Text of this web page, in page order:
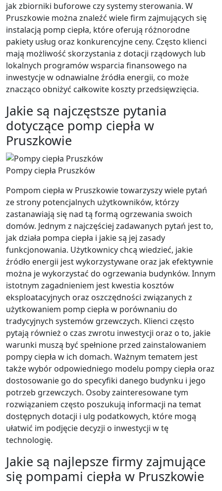
jak zbiorniki buforowe czy systemy sterowania. W
Pruszkowie można znaleźć wiele firm zajmujących się
instalacją pomp ciepła, które oferują różnorodne
pakiety usług oraz konkurencyjne ceny. Często klienci
mają możliwość skorzystania z dotacji rządowych lub
lokalnych programów wsparcia finansowego na
inwestycje w odnawialne źródła energii, co może
znacząco obniżyć całkowite koszty przedsięwzięcia.
Jakie są najczęstsze pytania
dotyczące pomp ciepła w
Pruszkowie
Pompy ciepła Pruszków
Pompom ciepła w Pruszkowie towarzyszy wiele pytań
ze strony potencjalnych użytkowników, którzy
zastanawiają się nad tą formą ogrzewania swoich
domów. Jednym z najczęściej zadawanych pytań jest to,
jak działa pompa ciepła i jakie są jej zasady
funkcjonowania. Użytkownicy chcą wiedzieć, jakie
źródło energii jest wykorzystywane oraz jak efektywnie
można je wykorzystać do ogrzewania budynków. Innym
istotnym zagadnieniem jest kwestia kosztów
eksploatacyjnych oraz oszczędności związanych z
użytkowaniem pomp ciepła w porównaniu do
tradycyjnych systemów grzewczych. Klienci często
pytają również o czas zwrotu inwestycji oraz o to, jakie
warunki muszą być spełnione przed zainstalowaniem
pompy ciepła w ich domach. Ważnym tematem jest
także wybór odpowiedniego modelu pompy ciepła oraz
dostosowanie go do specyfiki danego budynku i jego
potrzeb grzewczych. Osoby zainteresowane tym
rozwiązaniem często poszukują informacji na temat
dostępnych dotacji i ulg podatkowych, które mogą
ułatwić im podjęcie decyzji o inwestycji w tę
technologię.
Jakie są najlepsze firmy zajmujące
się pompami ciepła w Pruszkowie